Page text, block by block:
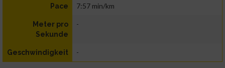
Pace 7:57 min/km
Meter pro
Sekunde
-
Geschwindigkeit -